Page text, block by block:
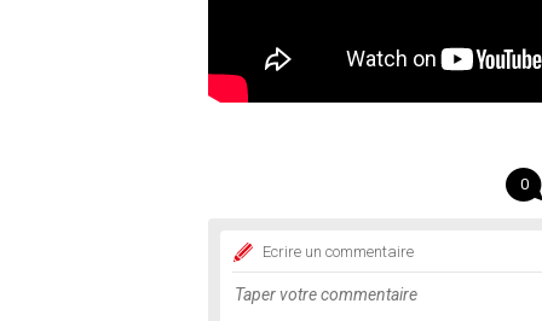
0
Ecrire un commentaire